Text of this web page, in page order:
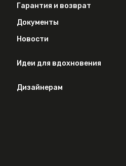
Гарантия и возврат
Документы
Новости
Идеи для вдохновения
Дизайнерам